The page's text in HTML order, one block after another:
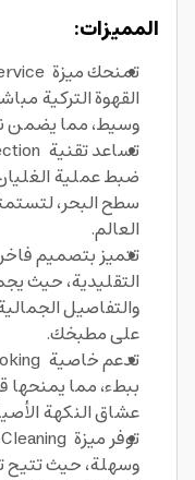
المميزات:
القهوة التركية
وسيط، مما يضمن
ضبط عملية
سطح البحر،
العالم.
تتميز بتصميم
التقليدية، حيث
والتفاصيل
على مطبخك.
ببطء، مما يمنحها
عشاق النكهة
وسهلة، حيث تتيح